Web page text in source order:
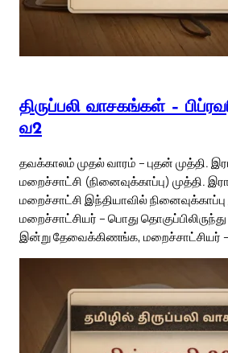
திருப்பலி வாசகங்கள் –
வ2
தவக்காலம் முதல் வாரம் – புதன் முத்தி.
மறைச்சாட்சி (நினைவுக்காப்பு) முத்தி.
மறைச்சாட்சி இந்தியாவில்
மறைச்சாட்சியர் – பொது
இன்று தேவைக்கிணங்க, மறைச்சாட்சியர்